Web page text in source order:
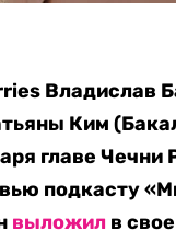
Владислав
Ким
главе
подкасту
выложил в